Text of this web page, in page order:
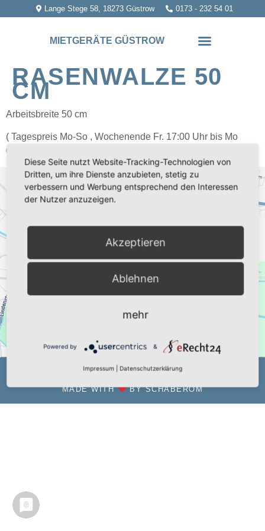
Lange Stege 58, 18273 Güstrow 0173 - 232 54 01
MIETGERÄTE GÜSTROW
RASENWALZE 50
CM
Arbeitsbreite 50 cm
( Tagespreis Mo-So , Wochenende Fr. 17:00 Uhr bis Mo
09:00 Uhr )
Wir benötigen Ihre Zustimmung, um den
Google Maps-Service zu laden!
Wir verwenden einen Service eines Drittanbieters, um
Karteninhalte einzubetten. Dieser Service kann Daten zu
Ihren Aktivitäten sammeln. Bitte lesen Sie die Details durch
und stimmen Sie der Nutzung des Service zu, um diese
Karte anzuzeigen.
IMPRESSUM DATENSCHUTZ
MADE WITH
BYSCHABEROM
Diese Seite nutzt Website-Tracking-Technologien von
Dritten, um ihre Dienste anzubieten, stetig zu
verbessern und Werbung entsprechend den Interessen
der Nutzer anzuzeigen.
Akzeptieren
Ablehnen
mehr
Powered by &
Impressum Datenschutzerklärung